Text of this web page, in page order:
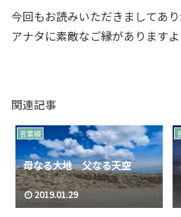
今回もお読みいただきましてあり
アナタに素敵なご縁がありますよ
関連記事
言葉綴
母なる大地 父なる天空
2019.01.29